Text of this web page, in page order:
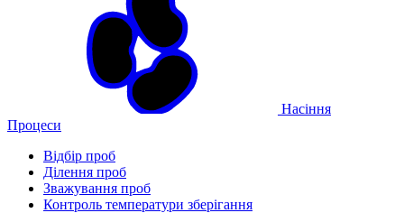
Насіння
Процеси
Відбір проб
Ділення проб
Зважування проб
Контроль температури зберігання